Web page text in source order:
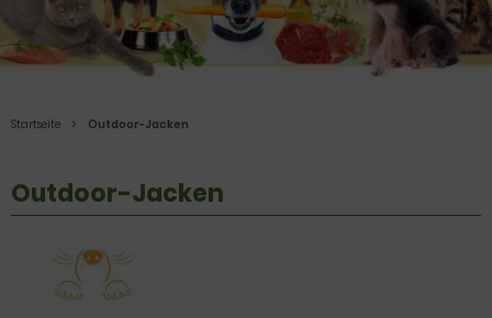
Startseite Outdoor-Jacken
Outdoor-Jacken